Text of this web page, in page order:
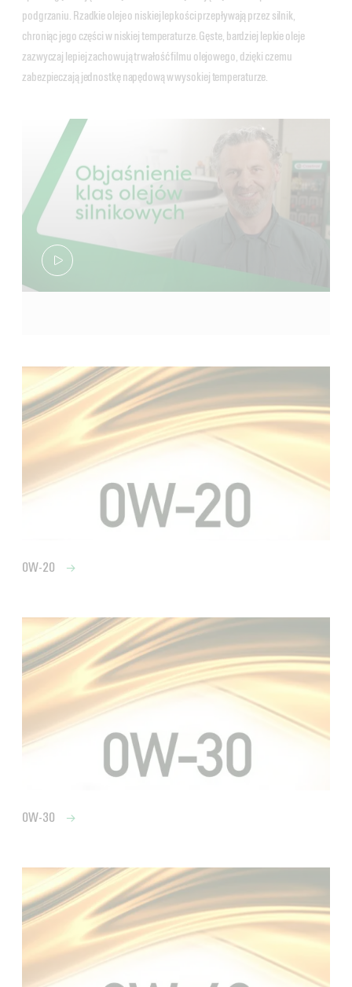
podgrzaniu. Rzadkie oleje o niskiej lepkości przepływają przez silnik,
chroniąc jego części w niskiej temperaturze. Gęste, bardziej lepkie oleje
zazwyczaj lepiej zachowują trwałość filmu olejowego, dzięki czemu
zabezpieczają jednostkę napędową w wysokiej temperaturze.
0W-20
0W-30